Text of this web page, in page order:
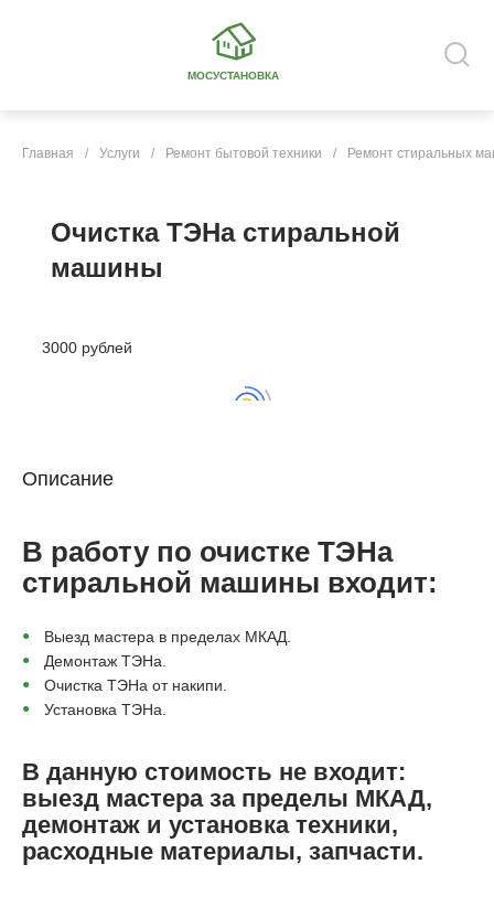
МОСУСТАНОВКА
Главная / Услуги / Ремонт бытовой техники / Ремонт стиральных
Очистка ТЭНа стиральной
машины
3000 рублей
Описание
В работу по очистке ТЭНа
стиральной машины входит:
Выезд мастера в пределах МКАД.
Демонтаж ТЭНа.
Очистка ТЭНа от накипи.
Установка ТЭНа.
В данную стоимость не входит:
выезд мастера за пределы МКАД,
демонтаж и установка техники,
расходные материалы, запчасти.